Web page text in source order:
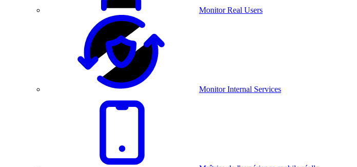
Monitor Real Users
Monitor Internal Services